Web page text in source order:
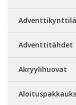
Adventtitähdet
Akryylihuovat